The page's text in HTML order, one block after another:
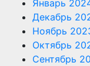
Январь
Декабрь
Ноябрь
Октябрь
Сентябрь